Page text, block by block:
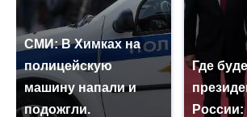
СМИ: В Химках на
полицейскую
машину напали и
подожгли.
Где